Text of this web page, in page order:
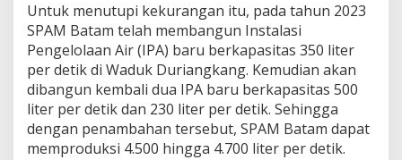
Untuk menutupi kekurangan itu, pada tahun 2023
SPAM Batam telah membangun Instalasi
Pengelolaan Air (IPA) baru berkapasitas 350 liter
per detik di Waduk Duriangkang. Kemudian akan
dibangun kembali dua IPA baru berkapasitas 500
liter per detik dan 230 liter per detik. Sehingga
dengan penambahan tersebut, SPAM Batam dapat
memproduksi 4.500 hingga 4.700 liter per detik.